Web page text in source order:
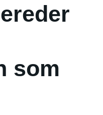
som